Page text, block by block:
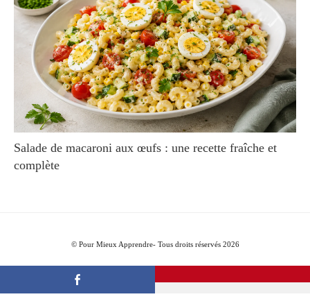
Salade de macaroni aux œufs : une recette fraîche et
complète
© Pour Mieux Apprendre- Tous droits réservés 2026